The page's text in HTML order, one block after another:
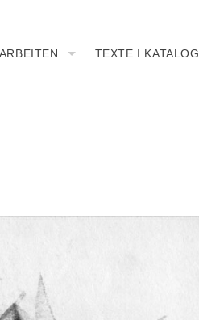
ARBEITEN TEXTE I KATALOG